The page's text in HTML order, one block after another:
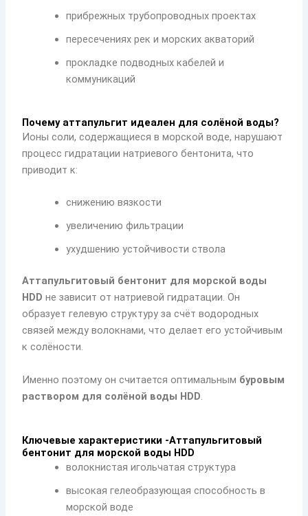
прибрежных трубопроводных проектах
пересечениях рек и морских акваторий
прокладке подводных кабелей и
коммуникаций
Почему аттапульгит идеален для солёной воды?
Ионы соли, содержащиеся в морской воде, нарушают
процесс гидратации натриевого бентонита, что
приводит к:
снижению вязкости
увеличению фильтрации
ухудшению устойчивости ствола
Аттапульгитовый бентонит для морской воды
HDD не зависит от натриевой гидратации. Он
образует гелевую структуру за счёт водородных
связей между волокнами, что делает его устойчивым
к солёности.
Именно поэтому он считается оптимальным буровым
раствором для солёной воды HDD.
Ключевые характеристики -Аттапульгитовый
бентонит для морской воды HDD
волокнистая игольчатая структура
высокая гелеобразующая способность в
морской воде